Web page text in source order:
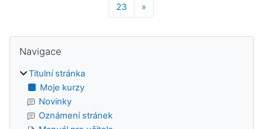
23Stránka 23
»
Bloky
Navigace
Titulní stránka
Moje kurzy
Novinky
Oznámení stránek